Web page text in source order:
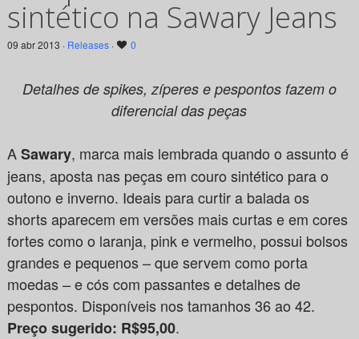
sintético na Sawary Jeans
09 abr 2013 · Releases· 0
Detalhes de spikes, zíperes e pespontos fazem o
diferencial das peças
ASawary, marca mais lembrada quando o assunto é
jeans, aposta nas peças em couro sintético para o
outono e inverno. Ideais para curtir a balada os
shorts aparecem em versões mais curtas e em cores
fortes como o laranja, pink e vermelho, possui bolsos
grandes e pequenos – que servem como porta
moedas – e cós com passantes e detalhes de
pespontos. Disponíveis nos tamanhos 36 ao 42.
Preço sugerido: R$95,00.